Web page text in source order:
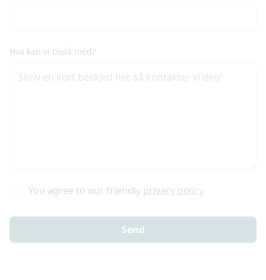
Hva kan vi bistå med?
You agree to our friendly privacy policy.